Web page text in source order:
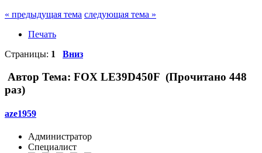
« предыдущая тема следующая тема »
Печать
Страницы: 1 Вниз
Автор Тема: FOX LE39D450F (Прочитано 448
раз)
aze1959
Администратор
Специалист